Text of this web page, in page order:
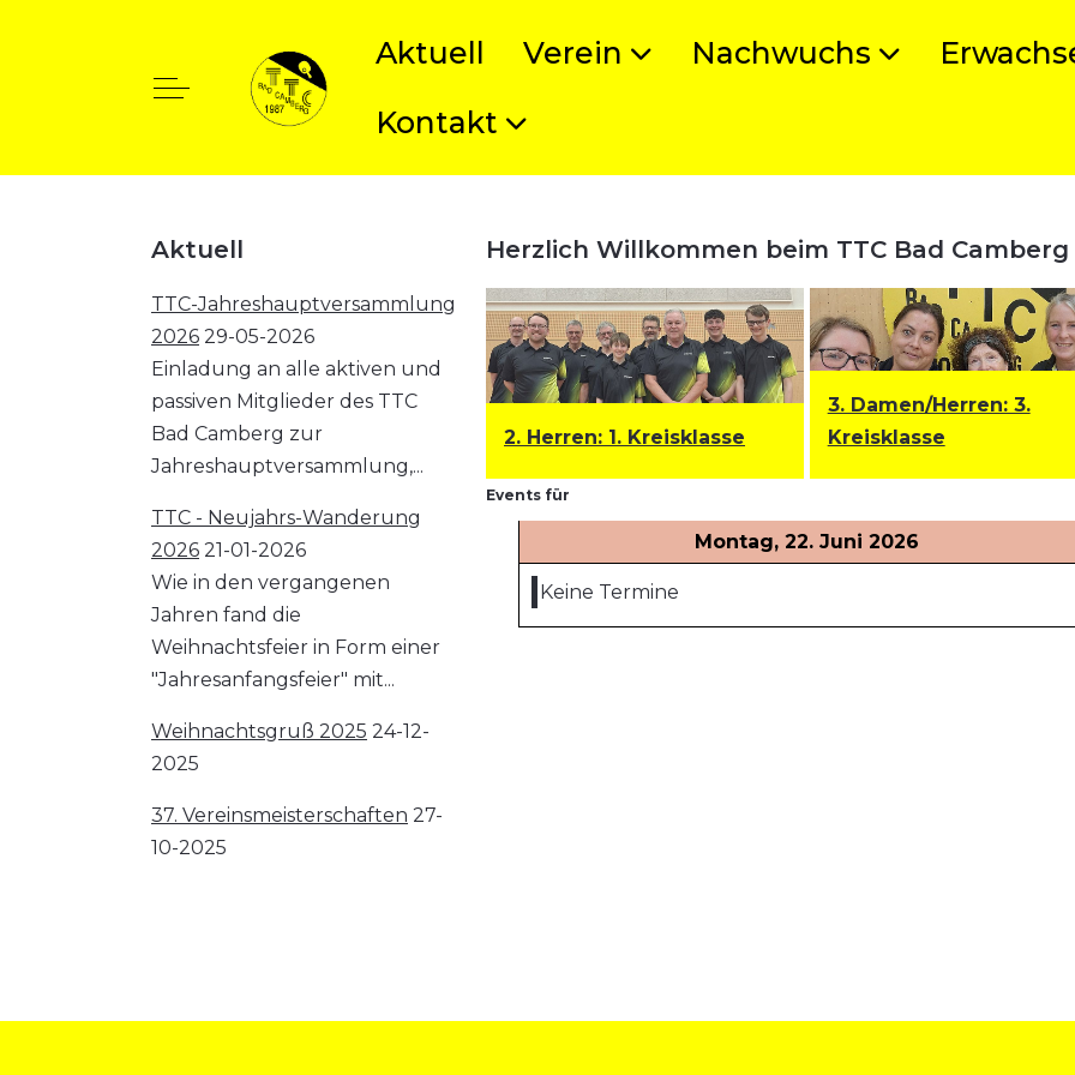
Off-Canvas Toggle
Aktuell Verein Nachwuchs
Kontakt
Aktuell
TTC-Jahreshauptversammlung
2026 29-05-2026
Einladung an alle aktiven und
passiven Mitglieder des TTC
Bad Camberg zur
Jahreshauptversammlung,...
TTC - Neujahrs-Wanderung
2026 21-01-2026
Wie in den vergangenen
Jahren fand die
Weihnachtsfeier in Form einer
"Jahresanfangsfeier" mit...
Weihnachtsgruß 2025 24-12-
2025
37. Vereinsmeisterschaften 27-
10-2025
Herzlich Willkommen beim TTC Bad Camberg
1. Herren: Bezirksklasse 2. Herren: 1. Kreisklasse
3. Damen/Herren: 3.
Kreisklasse
Events für
Montag, 22. Juni 2026
Keine Termine